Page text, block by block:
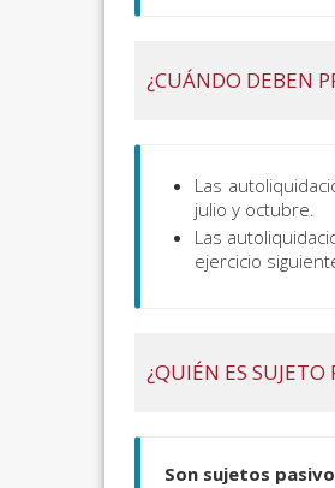
¿CUÁNDO DEBEN
Las
julio y octubre.
Las
ejercicio
¿QUIÉN ES
Son sujetos